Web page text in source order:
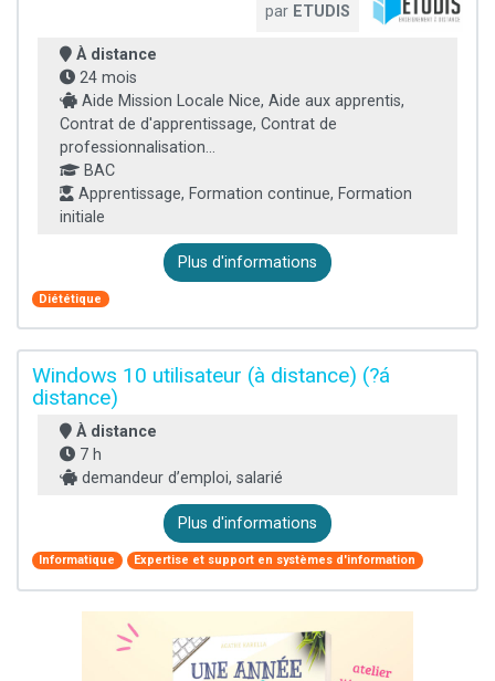
par ETUDIS
À distance
24 mois
Aide Mission Locale Nice, Aide aux apprentis,
Contrat de d'apprentissage, Contrat de
professionnalisation...
BAC
Apprentissage, Formation continue, Formation
initiale
Plus d'informations
Diététique
Windows 10 utilisateur (à distance) (?á
distance)
À distance
7 h
demandeur d’emploi, salarié
Plus d'informations
Informatique Expertise et support en systèmes d'information